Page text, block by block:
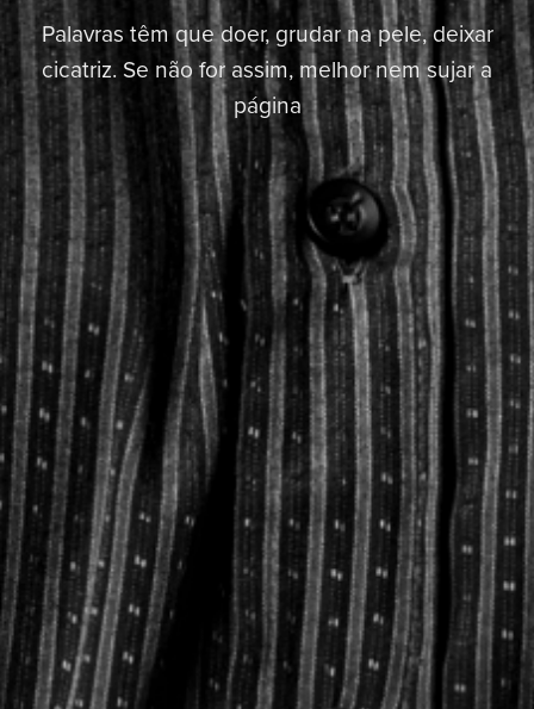
Palavras têm que doer, grudar na pele, deixar
cicatriz. Se não for assim, melhor nem sujar a
página